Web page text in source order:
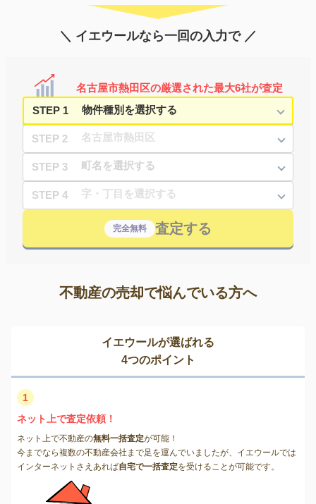
＼ イエウールなら一回の入力で ／
名古屋市熱田区の厳選された最大6社が査定
STEP 1
STEP 2
STEP 3
STEP 4
完全無料 査定する
不動産の売却で悩んでいる方へ
イエウールが選ばれる
4つのポイント
1
ネット上で査定依頼！
ネット上で不動産の無料一括査定が可能！
今までなら複数の不動産会社まで足を運んでいましたが、イエウールでは
インターネットさえあれば自宅で一括査定を受けることが可能です。